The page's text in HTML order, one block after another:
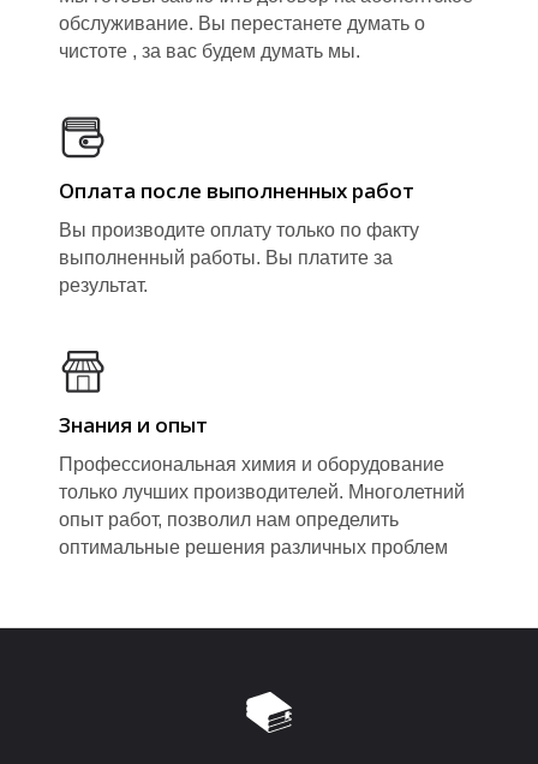
обслуживание. Вы перестанете думать о
чистоте , за вас будем думать мы.
Оплата после выполненных работ
Вы производите оплату только по факту
выполненный работы. Вы платите за
результат.
Знания и опыт
Профессиональная химия и оборудование
только лучших производителей. Многолетний
опыт работ, позволил нам определить
оптимальные решения различных проблем
Б